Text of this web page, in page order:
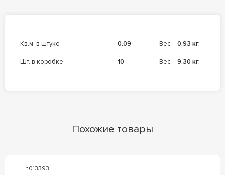
кв.м. в штуке 0.09 Вес 0,93 кг.
шт. в коробке 10 Вес 9,30 кг.
Похожие товары
n013393